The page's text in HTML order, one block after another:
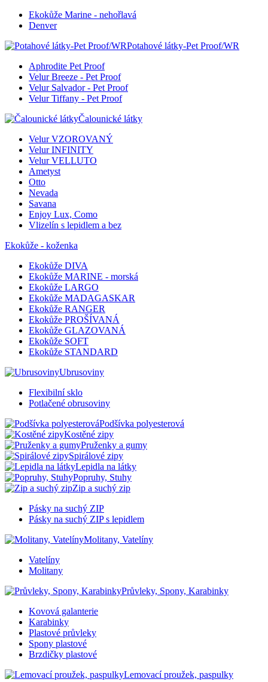
Ekokůže Marine - nehořlavá
Denver
Potahové látky-Pet Proof/WR
Aphrodite Pet Proof
Velur Breeze - Pet Proof
Velur Salvador - Pet Proof
Velur Tiffany - Pet Proof
Čalounické látky
Velur VZOROVANÝ
Velur INFINITY
Velur VELLUTO
Ametyst
Otto
Nevada
Savana
Enjoy Lux, Como
Vlizelín s lepidlem a bez
Ekokůže - koženka
Ekokůže DIVA
Ekokůže MARINE - morská
Ekokůže LARGO
Ekokůže MADAGASKAR
Ekokůže RANGER
Ekokůže PROŠÍVANÁ
Ekokůže GLAZOVANÁ
Ekokůže SOFT
Ekokůže STANDARD
Ubrusoviny
Flexibilní sklo
Potlačené obrusoviny
Podšívka polyesterová
Kostěné zipy
Pruženky a gumy
Spirálové zipy
Lepidla na látky
Popruhy, Stuhy
Zip a suchý zip
Pásky na suchý ZIP
Pásky na suchý ZIP s lepidlem
Molitany, Vatelíny
Vatelíny
Molitany
Průvleky, Spony, Karabinky
Kovová galanterie
Karabinky
Plastové průvleky
Spony plastové
Brzdičky plastové
Lemovací proužek, paspulky